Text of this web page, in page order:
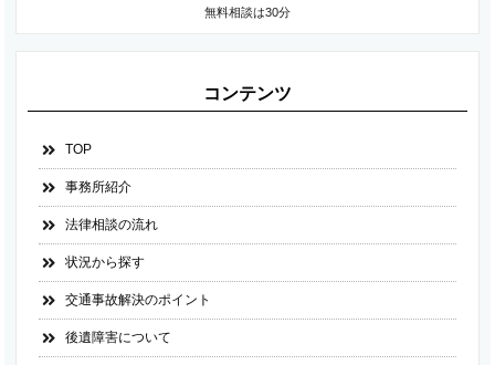
無料相談は30分
コンテンツ
TOP
事務所紹介
法律相談の流れ
状況から探す
交通事故解決のポイント
後遺障害について